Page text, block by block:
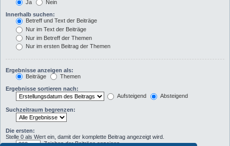
Ja
Nein
Innerhalb suchen:
Betreff und Text der Beiträge
Nur im Text der Beiträge
Nur im Betreff der Themen
Nur im ersten Beitrag der Themen
Ergebnisse anzeigen als:
Beiträge
Themen
Ergebnisse sortieren nach:
Aufsteigend
Absteigend
Suchzeitraum begrenzen:
Die ersten:
Stelle 0 als Wert ein, damit der komplette Beitrag angezeigt wird.
Zeichen der Beiträge anzeigen